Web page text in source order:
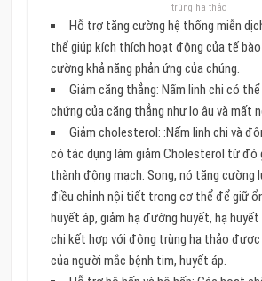
trùng hạ thảo
Hỗ trợ tăng cường hệ thống miễn
thể giúp kích thích hoạt động của tế
cường khả năng phản ứng của chúng.
Giảm căng thẳng: Nấm linh chi có
chứng của căng thẳng như lo âu và mất
Giảm cholesterol: :Nấm linh chi và
có tác dụng làm giảm Cholesterol từ đó
thành động mạch. Song, nó tăng cường
điều chỉnh nội tiết trong cơ thể để giữ
huyết áp, giảm hạ đường huyết, hạ huyết
chi kết hợp với đông trùng hạ thảo được
của người mắc bệnh tim, huyết áp.